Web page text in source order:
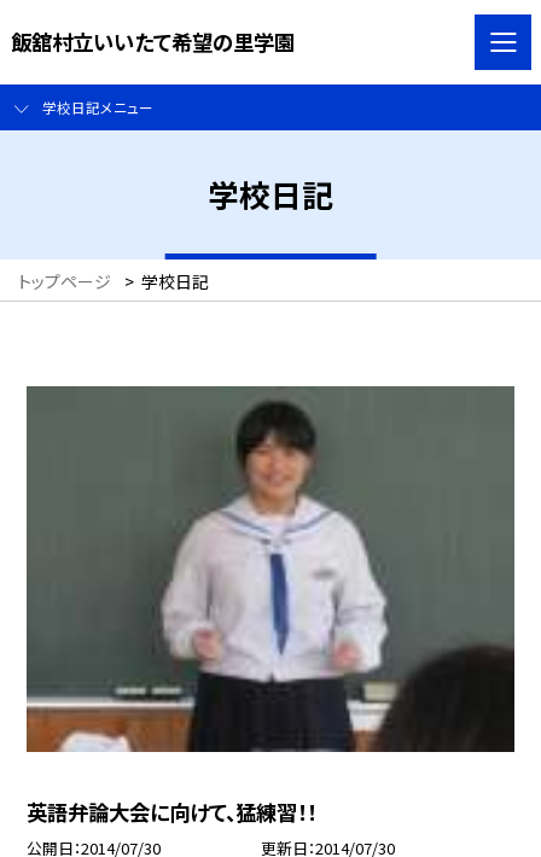
飯舘村立いいたて希望の里学園
学校日記メニュー
学校日記
トップページ > 学校日記
英語弁論大会に向けて、猛練習！！
公開日 2014/07/30 更新日 2014/07/30